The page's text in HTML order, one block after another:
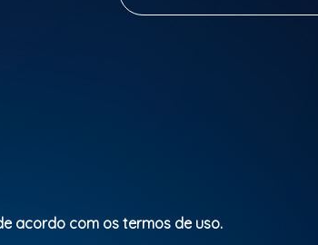
musical especial, com um
a arte, a solidariedade e a
acordo com os termos de uso.